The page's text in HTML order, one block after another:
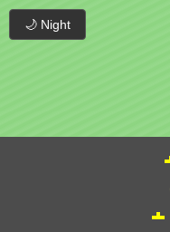
🌙 Night